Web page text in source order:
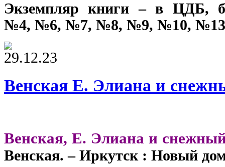
Экземпляр книги – в ЦДБ,
№4, №6, №7, №8, №9, №10,
29.12.23
Венская Е. Элиана и
Венская, Е. Элиана и
Венская. – Иркутск : Новый